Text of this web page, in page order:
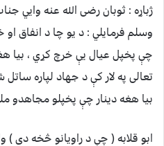
ژباړه : ثوبان رضی الله عنه وايي
وسلم فرمايلي : د يو چا د انفاق
چې پخپل عيال يې خرچ کړي ، بیا
تعالی په لار کې د جهاد لپاره
بيا هغه دينار چې پخپلو مجاهدو
ابو قلابه ( چې د راويانو څخه دی